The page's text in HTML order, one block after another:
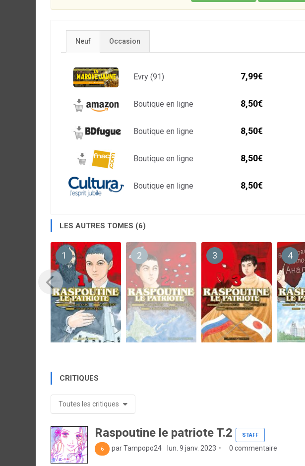
Neuf Occasion
Evry (91) 7,99€
Boutique en ligne 8,50€
Boutique en ligne 8,50€
Boutique en ligne 8,50€
Boutique en ligne 8,50€
LES AUTRES TOMES (6)
1 2 3 4
CRITIQUES
Toutes les critiques
Raspoutine le patriote T.2 STAFF
6 par Tampopo24 lun. 9 janv. 2023 0 commentaire